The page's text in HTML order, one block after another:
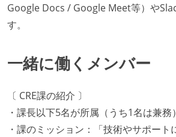
Google Docs / Google Meet等）や
す。
一緒に働くメンバー
〔 CRE課の紹介 〕
・課長以下5名が所属（うち1名は兼務
・課のミッション：「技術やサポート